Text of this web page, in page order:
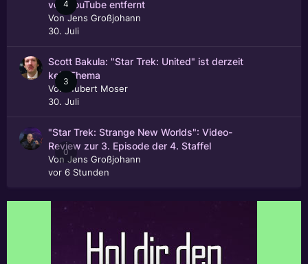
4
von YouTube entfernt
VonJens Großjohann
30. Juli
3
Scott Bakula: "Star Trek: United" ist derzeit
kein Thema
Von
Hubert Moser
30. Juli
0
"Star Trek: Strange New Worlds": Video-
Review zur 3. Episode der 4. Staffel
Von Jens Großjohann
vor 6 Stunden